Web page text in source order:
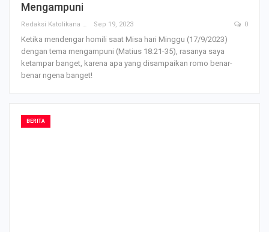
Mengampuni
Redaksi Katolikana Sep 19, 2023 0
Ketika mendengar homili saat Misa hari Minggu (17/9/2023)
dengan tema mengampuni (Matius 18:21-35), rasanya saya
ketampar banget, karena apa yang disampaikan romo benar-
benar ngena banget!
BERITA